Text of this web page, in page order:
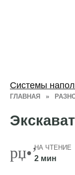
ГЛАВНАЯ »
НА ЧТЕНИЕ
2 мин
Системы